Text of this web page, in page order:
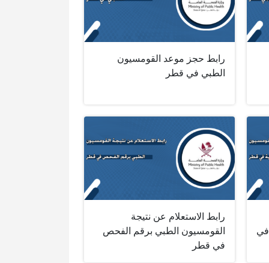
رابط حجز موعد القومسيون
الطبي في قطر
في
رابط الاستعلام عن نتيجة
القومسيون الطبي برقم الفحص
في قطر